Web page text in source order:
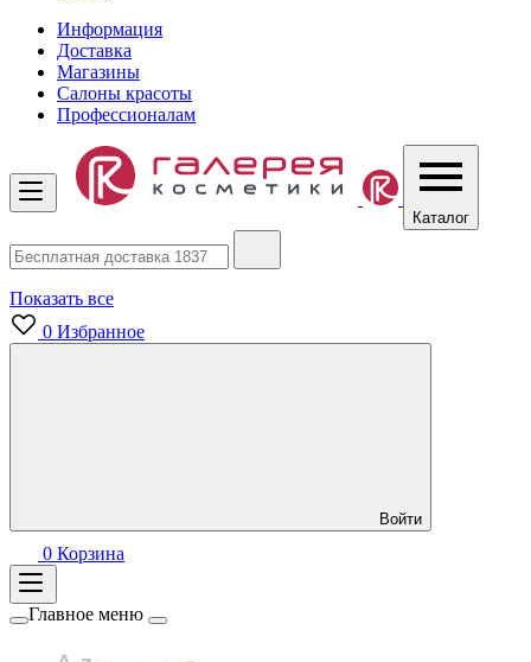
Информация
Доставка
Магазины
Салоны красоты
Профессионалам
Каталог
Показать все
0 Избранное
Войти
0 Корзина
Главное меню